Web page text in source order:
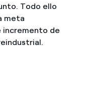
Todo ello
meta
incremento de